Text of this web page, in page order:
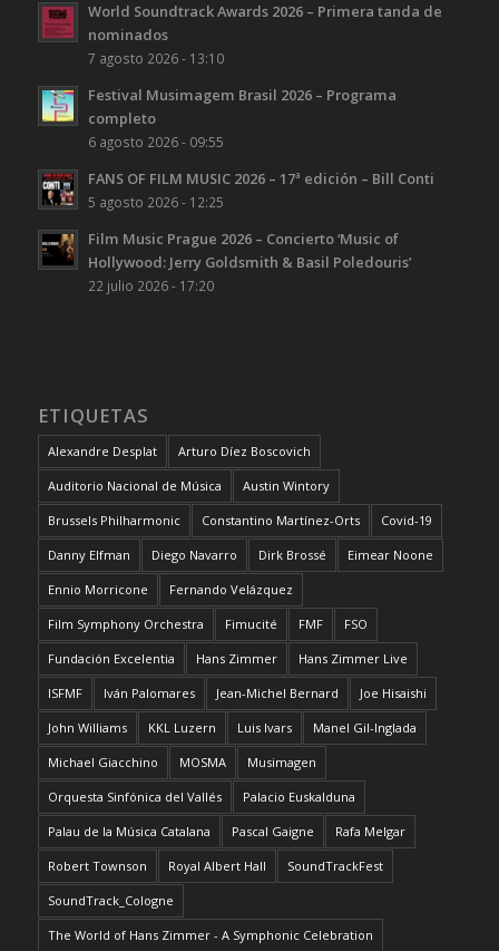
World Soundtrack Awards 2026 – Primera tanda de
nominados
7 agosto 2026 - 13:10
Festival Musimagem Brasil 2026 – Programa
completo
6 agosto 2026 - 09:55
FANS OF FILM MUSIC 2026 – 17ª edición – Bill Conti
5 agosto 2026 - 12:25
Film Music Prague 2026 – Concierto ‘Music of
Hollywood: Jerry Goldsmith & Basil Poledouris’
22 julio 2026 - 17:20
ETIQUETAS
Alexandre Desplat Arturo Díez Boscovich
Auditorio Nacional de Música Austin Wintory
Brussels Philharmonic Constantino Martínez-Orts Covid-19
Danny Elfman Diego Navarro Dirk Brossé Eimear Noone
Ennio Morricone Fernando Velázquez
Film Symphony Orchestra Fimucité FMF FSO
Fundación Excelentia Hans Zimmer Hans Zimmer Live
ISFMF Iván Palomares Jean-Michel Bernard Joe Hisaishi
John Williams KKL Luzern Luis Ivars Manel Gil-Inglada
Michael Giacchino MOSMA Musimagen
Orquesta Sinfónica del Vallés Palacio Euskalduna
Palau de la Música Catalana Pascal Gaigne Rafa Melgar
Robert Townson Royal Albert Hall SoundTrackFest
SoundTrack_Cologne
The World of Hans Zimmer - A Symphonic Celebration